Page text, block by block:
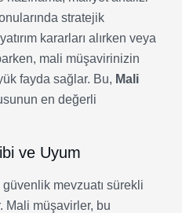
stratejik
kararları alırken veya
mali müşavirinizin
fayda sağlar. Bu, Mali
en değerli
ve Uyum
mevzuatı sürekli
Mali müşavirler, bu